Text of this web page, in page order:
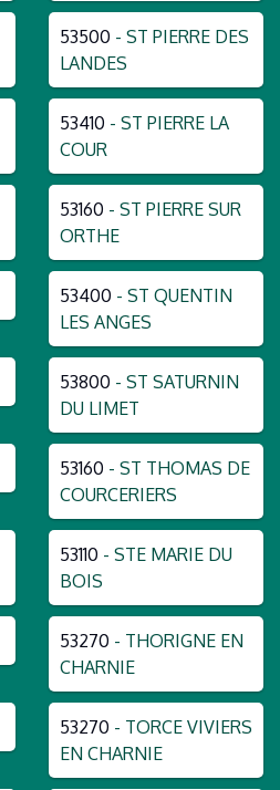
53500 - ST PIERRE DES
LANDES
53410 - ST PIERRE LA
COUR
53160 - ST PIERRE SUR
ORTHE
53400 - ST QUENTIN
LES ANGES
53800 - ST SATURNIN
DU LIMET
53160 - ST THOMAS DE
COURCERIERS
53110 - STE MARIE DU
BOIS
53270 - THORIGNE EN
CHARNIE
53270 - TORCE VIVIERS
EN CHARNIE